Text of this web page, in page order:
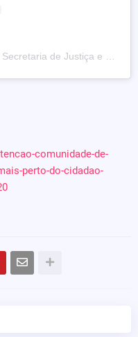
comunidade-de-
perto-do-cidadao-